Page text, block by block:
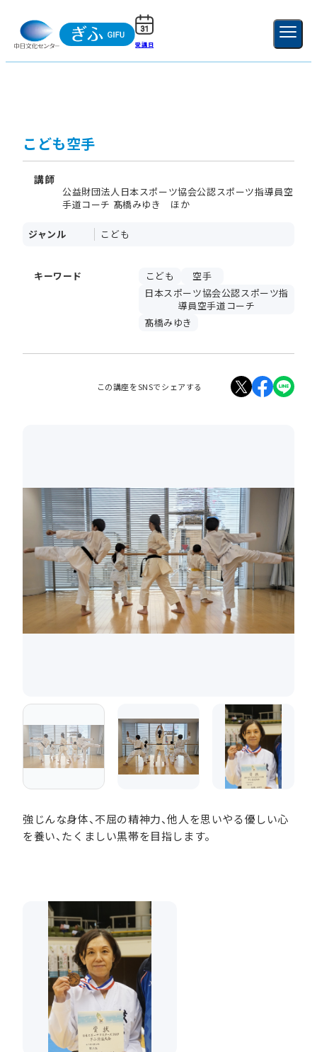
受講日 新規登録
こども空手
講師
公益財団法人日本スポーツ協会公認スポーツ指導員空
手道コーチ 髙橋みゆき ほか
ジャンル こども
キーワード こども
空手
日本スポーツ協会公認スポーツ指
導員空手道コーチ
髙橋みゆき
この講座をSNSでシェアする
強じんな身体、不屈の精神力、他人を思いやる優しい心
を養い、たくましい黒帯を目指します。